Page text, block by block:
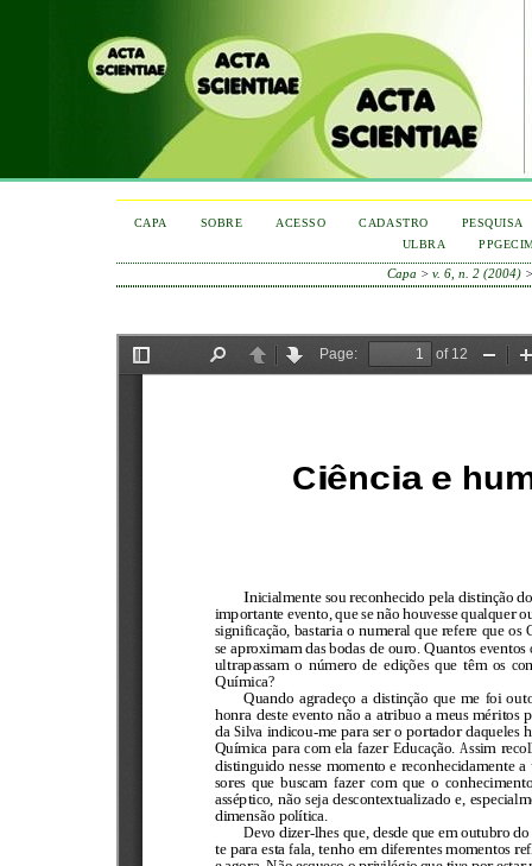
CAPA SOBRE ACESSO CADASTRO
PESQUISA
ULBRA
Capa > v. 6, n. 2 (2004)